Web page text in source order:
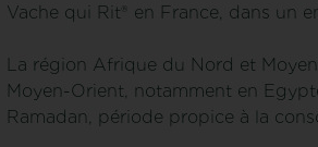
Vache qui Rit® en France, dans un
La région Afrique du Nord et
Moyen-Orient, notamment en
Ramadan, période propice à la